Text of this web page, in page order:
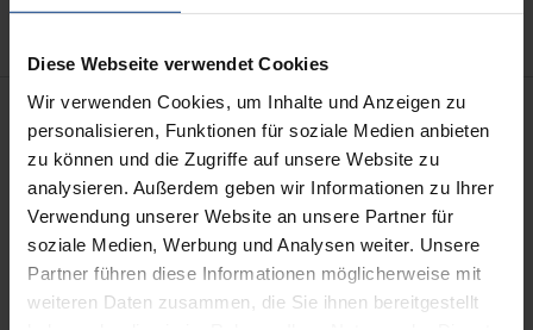
Diese Webseite verwendet Cookies
Wir verwenden Cookies, um Inhalte und Anzeigen zu
personalisieren, Funktionen für soziale Medien anbieten
zu können und die Zugriffe auf unsere Website zu
analysieren. Außerdem geben wir Informationen zu Ihrer
Verwendung unserer Website an unsere Partner für
soziale Medien, Werbung und Analysen weiter. Unsere
Partner führen diese Informationen möglicherweise mit
weiteren Daten zusammen, die Sie ihnen bereitgestellt
Description
In der aktuellen Diskussion wird dem Lernen in und
von Organisationen eine zentrale Rolle für die
Betriebliche Gesundheitsförderung zugemessen. So
ist eine gesundheitsförderliche Gestaltung von
Arbeitsbedingungen kaum noch durch externe